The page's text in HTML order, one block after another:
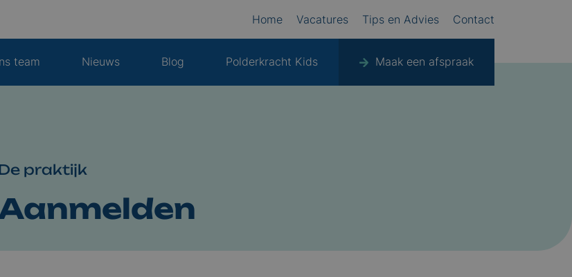
Home Vacatures Tips en Advies Contact
team Nieuws Blog Polderkracht Kids Maak een afspraak
praktijk